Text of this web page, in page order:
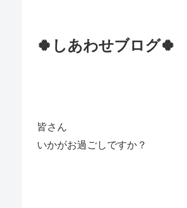
🍀しあわせブログ🍀
皆さん
いかがお過ごしですか？